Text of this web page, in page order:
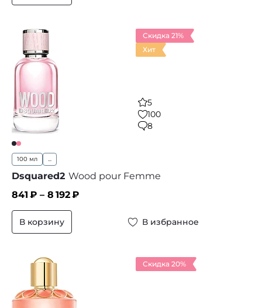
Скидка 21%
Хит
5
100
8
100 мл ...
Dsquared2 Wood pour Femme
841 ₽ – 8 192₽
В корзину В избранное
Скидка 20%